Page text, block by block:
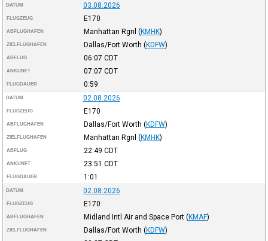
DATUM 03.08.2026
FLUGZEUG E170
ABFLUGHAFEN Manhattan Rgnl (KMHK)
ZIELFLUGHAFEN Dallas/Fort Worth (KDFW)
ABFLUG 06:07 CDT
ANKUNFT 07:07 CDT
FLUGDAUER 0:59
DATUM 02.08.2026
FLUGZEUG E170
ABFLUGHAFEN Dallas/Fort Worth (KDFW)
ZIELFLUGHAFEN Manhattan Rgnl (KMHK)
ABFLUG 22:49 CDT
ANKUNFT 23:51 CDT
FLUGDAUER 1:01
DATUM 02.08.2026
FLUGZEUG E170
ABFLUGHAFEN Midland Intl Air and Space Port (KMAF)
ZIELFLUGHAFEN Dallas/Fort Worth (KDFW)